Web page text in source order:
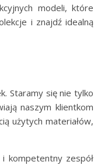
modeli, które
i znajdź idealną
Staramy się nie tylko
naszym klientkom
użytych materiałów,
kompetentny zespół